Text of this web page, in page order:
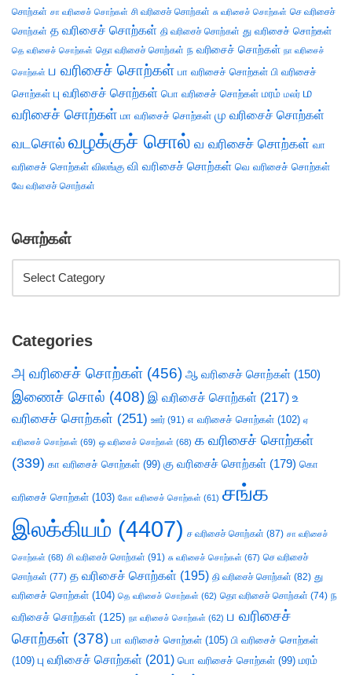
சொற்கள் சா வரிசைச் சொற்கள் சி வரிசைச் சொற்கள் சு வரிசைச் சொற்கள் செ வரிசைச்
சொற்கள் த வரிசைச் சொற்கள் தி வரிசைச் சொற்கள் து வரிசைச் சொற்கள்
தெ வரிசைச் சொற்கள் தொ வரிசைச் சொற்கள் ந வரிசைச் சொற்கள் நா வரிசைச்
சொற்கள் ப வரிசைச் சொற்கள் பா வரிசைச் சொற்கள் பி வரிசைச்
சொற்கள் பு வரிசைச் சொற்கள் பொ வரிசைச் சொற்கள் மரம் மலர் ம
வரிசைச் சொற்கள் மா வரிசைச் சொற்கள் மு வரிசைச் சொற்கள்
வடசொல் வழக்குச் சொல் வ வரிசைச் சொற்கள் வா
வரிசைச் சொற்கள் விலங்கு வி வரிசைச் சொற்கள் வெ வரிசைச் சொற்கள்
வே வரிசைச் சொற்கள்
சொற்கள்
Categories
அ வரிசைச் சொற்கள் (456) ஆ வரிசைச் சொற்கள் (150)
இணைச் சொல் (408) இ வரிசைச் சொற்கள் (217) உ
வரிசைச் சொற்கள் (251) ஊர் (91) எ வரிசைச் சொற்கள் (102) ஏ
வரிசைச் சொற்கள் (69) ஒ வரிசைச் சொற்கள் (68) க வரிசைச் சொற்கள்
(339) கா வரிசைச் சொற்கள் (99) கு வரிசைச் சொற்கள் (179) கொ
வரிசைச் சொற்கள் (103) கோ வரிசைச் சொற்கள் (61) சங்க
இலக்கியம் (4407) ச வரிசைச் சொற்கள் (87) சா வரிசைச்
சொற்கள் (68) சி வரிசைச் சொற்கள் (91) சு வரிசைச் சொற்கள் (67) செ வரிசைச்
சொற்கள் (77) த வரிசைச் சொற்கள் (195) தி வரிசைச் சொற்கள் (82) து
வரிசைச் சொற்கள் (104) தெ வரிசைச் சொற்கள் (62) தொ வரிசைச் சொற்கள் (74) ந
வரிசைச் சொற்கள் (125) நா வரிசைச் சொற்கள் (62) ப வரிசைச்
சொற்கள் (378) பா வரிசைச் சொற்கள் (105) பி வரிசைச் சொற்கள்
(109) பு வரிசைச் சொற்கள் (201) பொ வரிசைச் சொற்கள் (99) மரம்